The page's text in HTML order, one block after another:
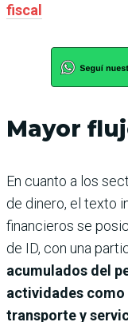
fiscal
Mayor
En cuanto a los
de dinero, el texto
financieros se
de ID, con una
acumulados del
actividades
transporte y